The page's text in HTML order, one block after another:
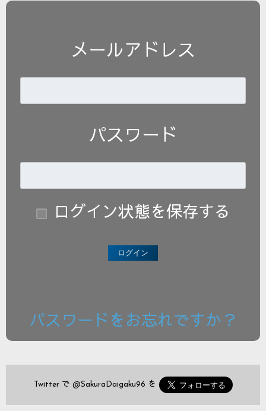
メールアドレス
パスワード
ログイン状態を保存する
パスワードをお忘れですか？
Twitter で @SakuraDaigaku96 を